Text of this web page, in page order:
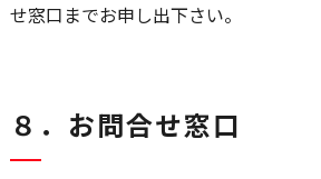
せ窓口までお申し出下さい。
８．お問合せ窓口